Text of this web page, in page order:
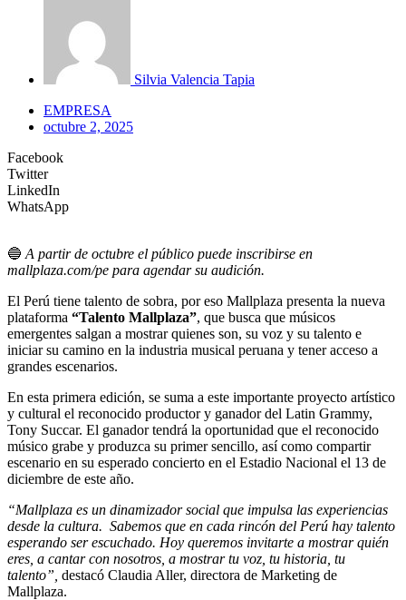
Silvia Valencia Tapia
EMPRESA
octubre 2, 2025
Facebook
Twitter
LinkedIn
WhatsApp
🔵 A partir de octubre el público puede inscribirse en
mallplaza.com/pe para agendar su audición.
El Perú tiene talento de sobra, por eso Mallplaza presenta la nueva
plataforma “Talento Mallplaza”, que busca que músicos
emergentes salgan a mostrar quienes son, su voz y su talento e
iniciar su camino en la industria musical peruana y tener acceso a
grandes escenarios.
En esta primera edición, se suma a este importante proyecto artístico
y cultural el reconocido productor y ganador del Latin Grammy,
Tony Succar. El ganador tendrá la oportunidad que el reconocido
músico grabe y produzca su primer sencillo, así como compartir
escenario en su esperado concierto en el Estadio Nacional el 13 de
diciembre de este año.
“Mallplaza es un dinamizador social que impulsa las experiencias
desde la cultura. Sabemos que en cada rincón del Perú hay talento
esperando ser escuchado. Hoy queremos invitarte a mostrar quién
eres, a cantar con nosotros, a mostrar tu voz, tu historia, tu
talento”, destacó Claudia Aller, directora de Marketing de
Mallplaza.